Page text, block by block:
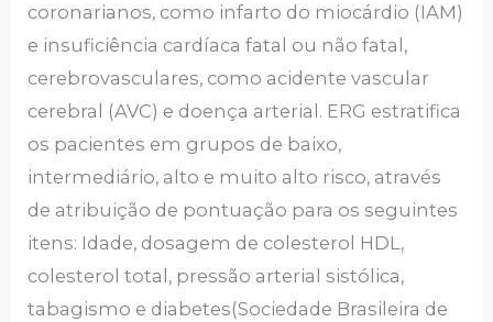
coronarianos, como infarto do miocárdio (IAM)
e insuficiência cardíaca fatal ou não fatal,
cerebrovasculares, como acidente vascular
cerebral (AVC) e doença arterial. ERG estratifica
os pacientes em grupos de baixo,
intermediário, alto e muito alto risco, através
de atribuição de pontuação para os seguintes
itens: Idade, dosagem de colesterol HDL,
colesterol total, pressão arterial sistólica,
tabagismo e diabetes(Sociedade Brasileira de